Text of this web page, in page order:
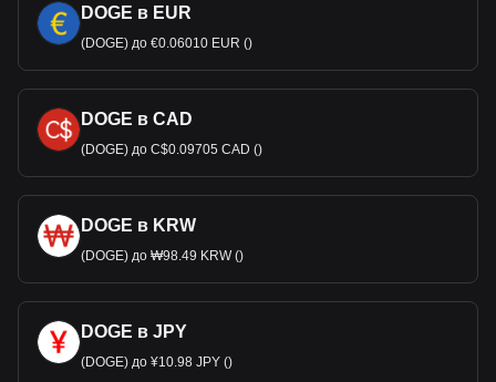
DOGE в EUR
(DOGE) до €0.06010 EUR ()
DOGE в CAD
(DOGE) до C$0.09705 CAD ()
DOGE в KRW
(DOGE) до ₩98.49 KRW ()
DOGE в JPY
(DOGE) до ¥10.98 JPY ()